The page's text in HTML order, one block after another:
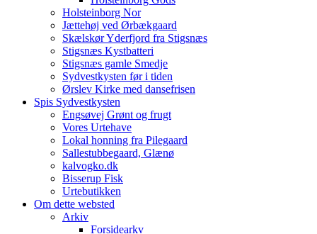
Holsteinborg Nor
Jættehøj ved Ørbækgaard
Skælskør Yderfjord fra Stigsnæs
Stigsnæs Kystbatteri
Stigsnæs gamle Smedje
Sydvestkysten før i tiden
Ørslev Kirke med dansefrisen
Spis Sydvestkysten
Engsøvej Grønt og frugt
Vores Urtehave
Lokal honning fra Pilegaard
Sallestubbegaard, Glænø
kalvogko.dk
Bisserup Fisk
Urtebutikken
Om dette websted
Arkiv
Forsidearkv